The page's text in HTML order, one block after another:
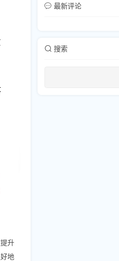
升
地
最新评论
搜索